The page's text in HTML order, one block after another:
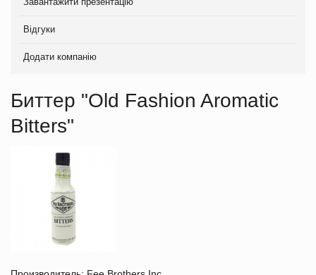
Відгуки
Додати компанію
Биттер "Old Fashion Aromatic
Bitters"